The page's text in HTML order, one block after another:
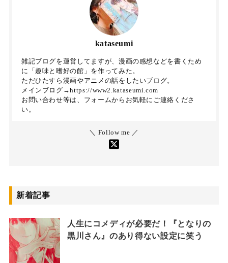
kataseumi
雑記ブログを運営してますが、漫画の感想などを書くため
に「趣味と嗜好の館」を作ってみた。
ただひたすら漫画やアニメの話をしたいブログ。
メインブログ→https://www2.kataseumi.com
お問い合わせ等は、フォームからお気軽にご連絡くださ
い。
＼ Follow me ／
新着記事
人生にコメディが必要だ！『となりの
黒川さん』のあり得ない設定に笑う